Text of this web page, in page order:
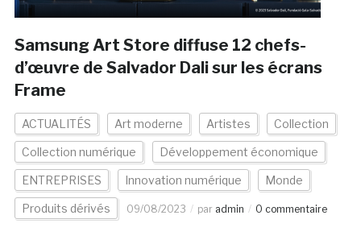
Samsung Art Store diffuse 12 chefs-
d’œuvre de Salvador Dali sur les écrans
Frame
ACTUALITÉS Art moderne Artistes Collection
Collection numérique Développement économique
ENTREPRISES Innovation numérique Monde
Produits dérivés 09/08/2023 par admin 0 commentaire